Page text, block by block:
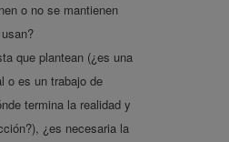
o no se mantienen
que plantean (¿es una
o es un trabajo de
termina la realidad y
¿es necesaria la